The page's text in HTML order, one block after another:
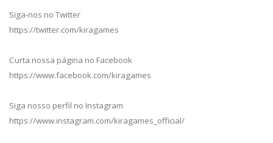
Siga-nos no Twitter
https://twitter.com/kiragames
Curta nossa página no Facebook
https://www.facebook.com/kiragames
Siga nosso perfil no Instagram
https://www.instagram.com/kiragames_official/